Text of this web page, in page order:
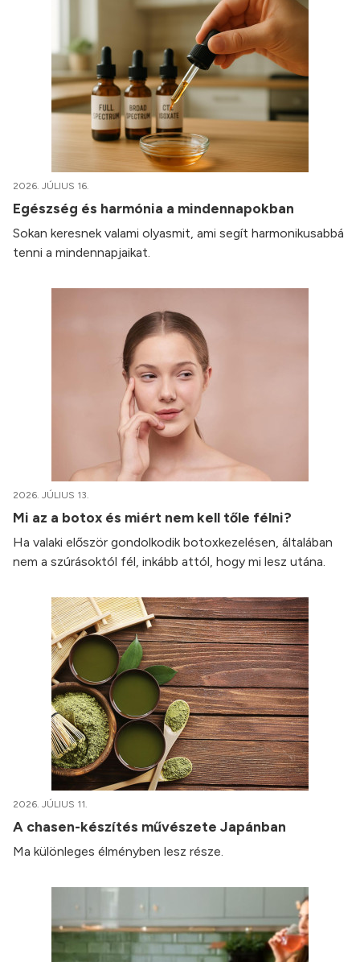
2026. JÚLIUS 16.
Egészség és harmónia a mindennapokban
Sokan keresnek valami olyasmit, ami segít harmonikusabbá
tenni a mindennapjaikat.
2026. JÚLIUS 13.
Mi az a botox és miért nem kell tőle félni?
Ha valaki először gondolkodik botoxkezelésen, általában
nem a szúrásoktól fél, inkább attól, hogy mi lesz utána.
2026. JÚLIUS 11.
A chasen-készítés művészete Japánban
Ma különleges élményben lesz része.